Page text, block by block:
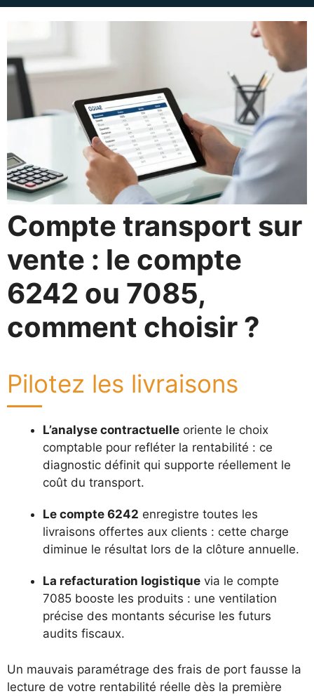
Compte transport sur
vente : le compte
6242 ou 7085,
comment choisir ?
Pilotez les livraisons
L’analyse contractuelle oriente le choix
comptable pour refléter la rentabilité : ce
diagnostic définit qui supporte réellement le
coût du transport.
Le compte 6242 enregistre toutes les
livraisons offertes aux clients : cette charge
diminue le résultat lors de la clôture annuelle.
La refacturation logistique via le compte
7085 booste les produits : une ventilation
précise des montants sécurise les futurs
audits fiscaux.
Un mauvais paramétrage des frais de port fausse la
lecture de votre rentabilité réelle dès la première